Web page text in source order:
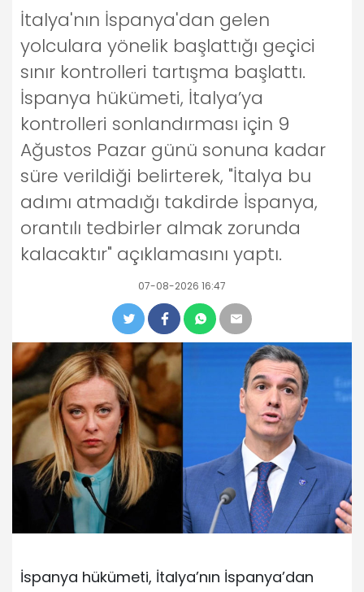
İtalya'nın İspanya'dan gelen
yolculara yönelik başlattığı geçici
sınır kontrolleri tartışma başlattı.
İspanya hükümeti, İtalya’ya
kontrolleri sonlandırması için 9
Ağustos Pazar günü sonuna kadar
süre verildiği belirterek, "İtalya bu
adımı atmadığı takdirde İspanya,
orantılı tedbirler almak zorunda
kalacaktır" açıklamasını yaptı.
07-08-2026 16:47
İspanya hükümeti, İtalya’nın İspanya’dan